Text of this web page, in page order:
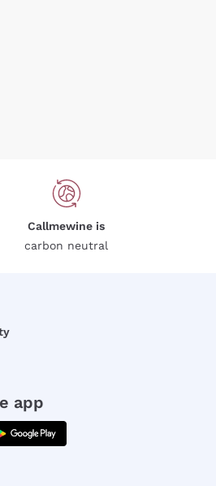
Callmewine is
carbon neutral
app